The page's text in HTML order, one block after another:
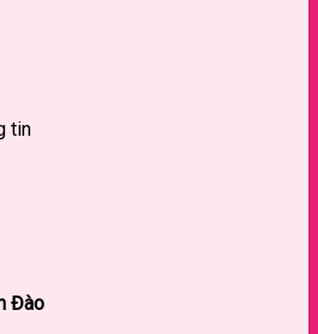
tin
Đào